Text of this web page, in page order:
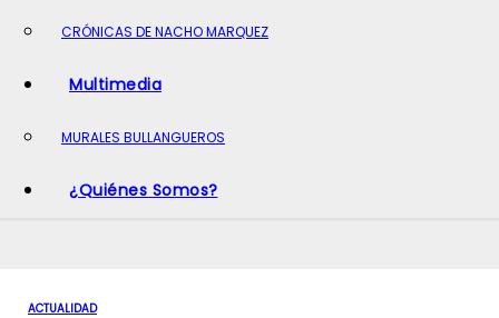
CRÓNICAS DE NACHO MARQUEZ
Multimedia
MURALES BULLANGUEROS
¿Quiénes Somos?
ACTUALIDAD